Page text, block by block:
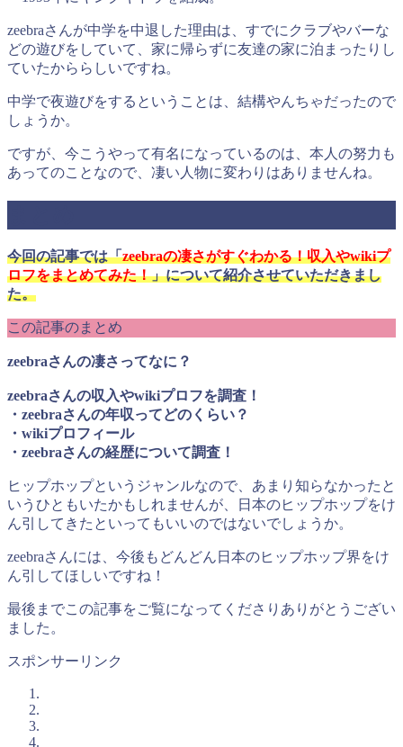
zeebraさんが中学を中退した理由は、すでにクラブやバーな
どの遊びをしていて、家に帰らずに友達の家に泊まったりし
ていたかららしいですね。
中学で夜遊びをするということは、結構やんちゃだったので
しょうか。
ですが、今こうやって有名になっているのは、本人の努力も
あってのことなので、凄い人物に変わりはありませんね。
今回の記事では「zeebraの凄さがすぐわかる！収入やwikiプ
ロフをまとめてみた！」について紹介させていただきまし
た。
この記事のまとめ
zeebraさんの凄さってなに？
zeebraさんの収入やwikiプロフを調査！
・zeebraさんの年収ってどのくらい？
・wikiプロフィール
・zeebraさんの経歴について調査！
ヒップホップというジャンルなので、あまり知らなかったと
いうひともいたかもしれませんが、日本のヒップホップをけ
ん引してきたといってもいいのではないでしょうか。
zeebraさんには、今後もどんどん日本のヒップホップ界をけ
ん引してほしいですね！
最後までこの記事をご覧になってくださりありがとうござい
ました。
スポンサーリンク